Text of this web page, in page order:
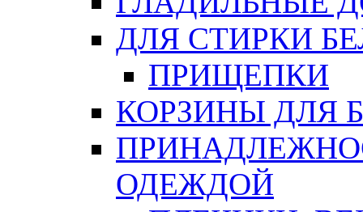
ДЛЯ СТИРКИ
ПРИЩЕПКИ
КОРЗИНЫ ДЛЯ
ОДЕЖДОЙ